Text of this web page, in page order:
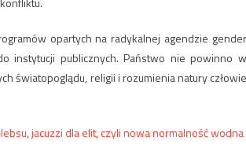
opartych na radykalnej agendzie
instytucji publicznych. Państwo nie powinno
światopoglądu, religii i rozumienia natury
jacuzzi dla elit, czyli nowa normalność